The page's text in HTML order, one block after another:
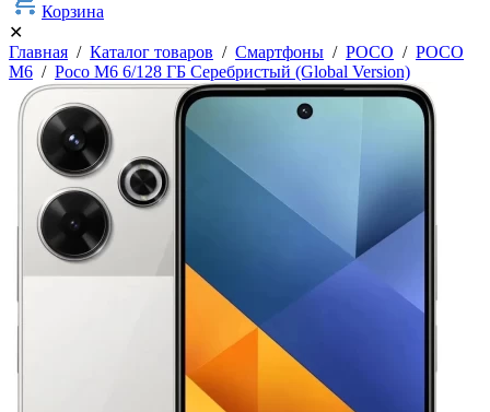
Корзина
✕
Главная / Каталог товаров / Смартфоны / POCO / POCO
M6 / Poco M6 6/128 ГБ Серебристый (Global Version)